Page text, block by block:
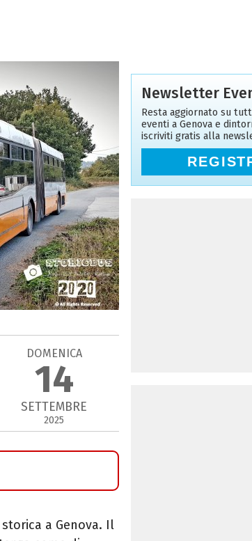
DOMENICA
14
SETTEMBRE
2025
a Genova. Il
Newsletter
Resta aggiornato su
eventi a Genova e
iscriviti gratis alla